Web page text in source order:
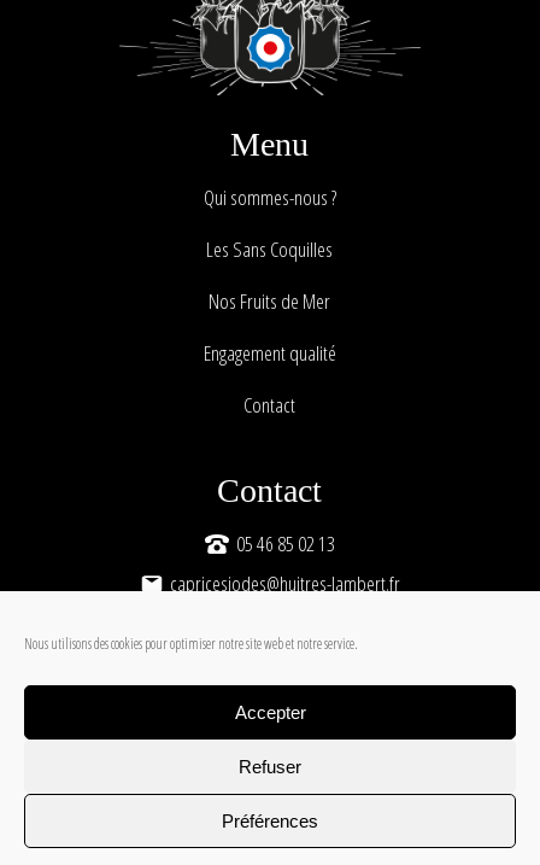
Nous utilisons des cookies pour optimiser notre site web et notre service.
Accepter
Refuser
Préférences
Menu
Qui sommes-nous ?
Les Sans Coquilles
Nos Fruits de Mer
Engagement qualité
Contact
Contact
05 46 85 02 13
capricesiodes@huitres-lambert.fr
Suivez-nous
Copyright © 2026 Caprices iodés - Une création